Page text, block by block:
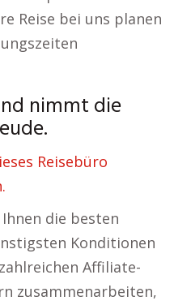
Reise bei uns planen
nimmt die
Reisebüro
die besten
Konditionen
Affiliate-
zusammenarbeiten,